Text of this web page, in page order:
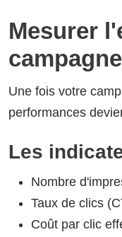
Mesurer
Une fois votre
performances
Les
Nombre
Taux de clics
Coût par clic